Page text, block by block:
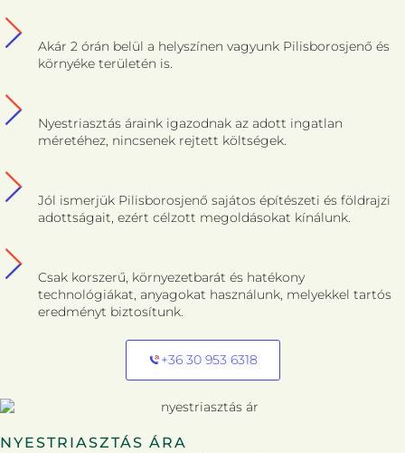
Akár 2 órán belül a helyszínen vagyunk Pilisborosjenő és
környéke területén is.
Nyestriasztás áraink igazodnak az adott ingatlan
méretéhez, nincsenek rejtett költségek.
Jól ismerjük Pilisborosjenő sajátos építészeti és földrajzi
adottságait, ezért célzott megoldásokat kínálunk.
Csak korszerű, környezetbarát és hatékony
technológiákat, anyagokat használunk, melyekkel tartós
eredményt biztosítunk.
+36 30 953 6318
NYESTRIASZTÁS ÁRA